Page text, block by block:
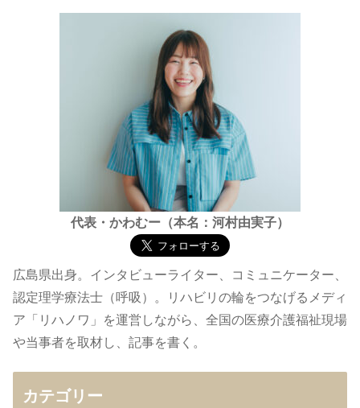
代表・かわむー（本名：河村由実子）
広島県出身。インタビューライター、コミュニケーター、
認定理学療法士（呼吸）。リハビリの輪をつなげるメディ
ア「リハノワ」を運営しながら、全国の医療介護福祉現場
や当事者を取材し、記事を書く。
カテゴリー